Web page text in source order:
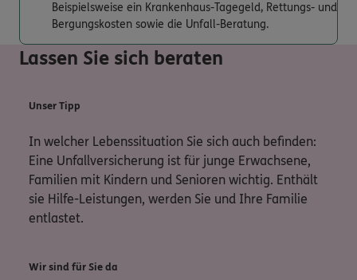
Beispielsweise ein Krankenhaus-Tagegeld, Rettungs- und
Bergungskosten sowie die Unfall-Beratung.
Lassen Sie sich beraten
Unser Tipp
In welcher Lebenssituation Sie sich auch befinden:
Eine Unfallversicherung ist für junge Erwachsene,
Familien mit Kindern und Senioren wichtig. Enthält
sie Hilfe-Leistungen, werden Sie und Ihre Familie
entlastet.
Wir sind für Sie da